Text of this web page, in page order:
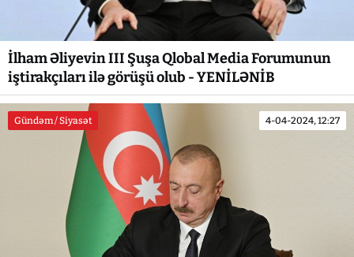
İlham Əliyevin III Şuşa Qlobal Media Forumunun
iştirakçıları ilə görüşü olub - YENİLƏNİB
Gündəm / Siyasət 4-04-2024, 12:27